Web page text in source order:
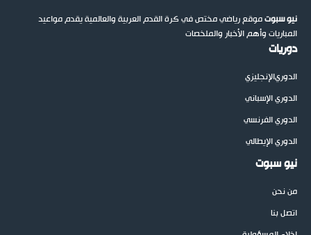
نيو سبوتموقع رياضي مختص في كرة القدم العربية والعالمية يقدم مواعيد
المباريات وأهم الأخبار والملخصات
دوريات
الدوريالإنجليزي
الدوري الإسباني
الدوري الفرنسي
الدوري الإيطالي
نيو سبوت
من نحن
اتصل بنا